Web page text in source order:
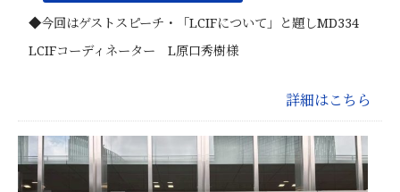
◆今回はゲストスピーチ・「LCIFについて」と題しMD334
LCIFコーディネーター L原口秀樹様
詳細はこちら